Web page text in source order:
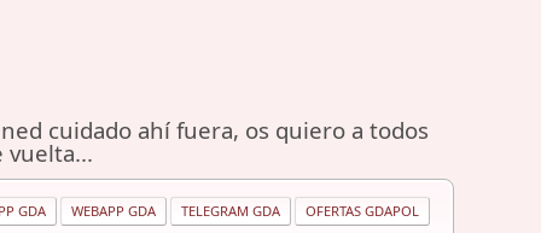
cuidado ahí fuera, os quiero a todos
vuelta...
GDA WEBAPP GDA TELEGRAM GDA OFERTAS GDAPOL